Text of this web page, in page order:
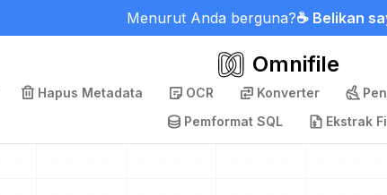
Menurut Anda berguna?☕ Belikan
Omnifile
Hapus Metadata OCR Konverter
Pemformat SQL
Ekstrak